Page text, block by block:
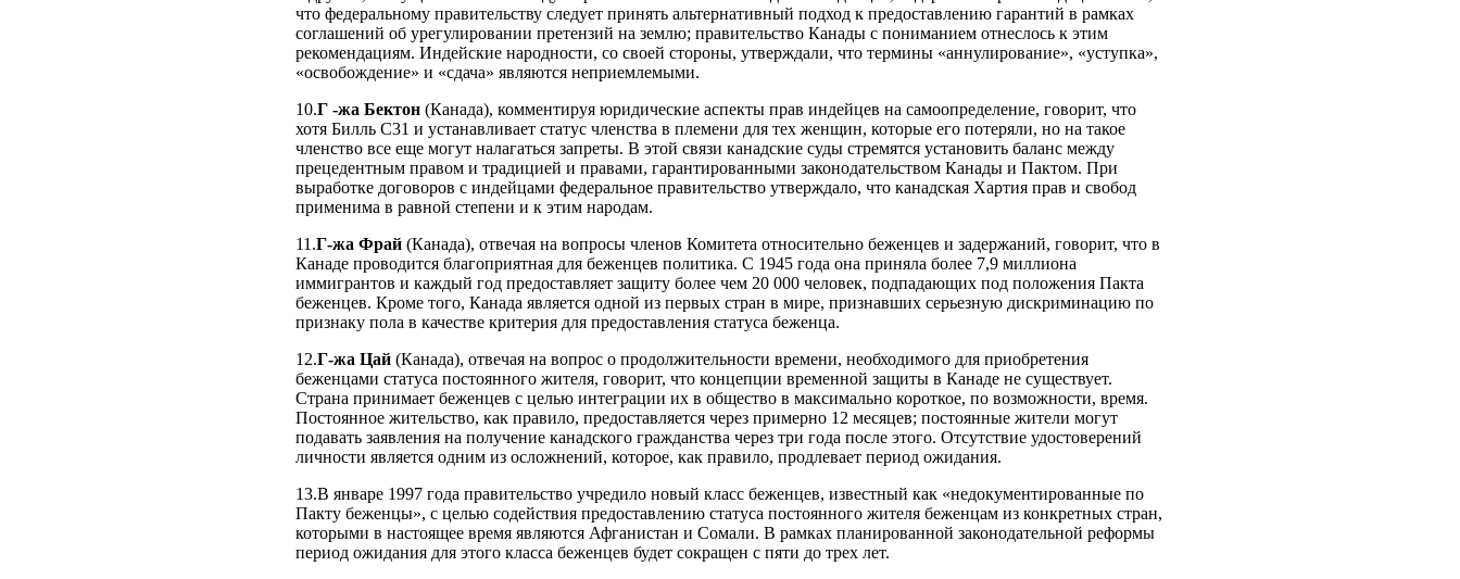
что федеральному правительству следует принять альтернативный подход к предоставлению гарантий в рамках
соглашений об урегулировании претензий на землю; правительство Канады с пониманием отнеслось к этим
рекомендациям. Индейские народности, со своей стороны, утверждали, что термины «аннулирование», «уступка»,
«освобождение» и «сдача» являются неприемлемыми.
10.Г ‑жа Бектон (Канада), комментируя юридические аспекты прав индейцев на самоопределение, говорит, что
хотя Билль C31 и устанавливает статус членства в племени для тех женщин, которые его потеряли, но на такое
членство все еще могут налагаться запреты. В этой связи канадские суды стремятся установить баланс между
прецедентным правом и традицией и правами, гарантированными законодательством Канады и Пактом. При
выработке договоров с индейцами федеральное правительство утверждало, что канадская Хартия прав и свобод
применима в равной степени и к этим народам.
11.Г-жа Фрай (Канада), отвечая на вопросы членов Комитета относительно беженцев и задержаний, говорит, что в
Канаде проводится благоприятная для беженцев политика. С 1945 года она приняла более 7,9 миллиона
иммигрантов и каждый год предоставляет защиту более чем 20 000 человек, подпадающих под положения Пакта
беженцев. Кроме того, Канада является одной из первых стран в мире, признавших серьезную дискриминацию по
признаку пола в качестве критерия для предоставления статуса беженца.
12.Г-жа Цай (Канада), отвечая на вопрос о продолжительности времени, необходимого для приобретения
беженцами статуса постоянного жителя, говорит, что концепции временной защиты в Канаде не существует.
Страна принимает беженцев с целью интеграции их в общество в максимально короткое, по возможности, время.
Постоянное жительство, как правило, предоставляется через примерно 12 месяцев; постоянные жители могут
подавать заявления на получение канадского гражданства через три года после этого. Отсутствие удостоверений
личности является одним из осложнений, которое, как правило, продлевает период ожидания.
13.В январе 1997 года правительство учредило новый класс беженцев, известный как «недокументированные по
Пакту беженцы», с целью содействия предоставлению статуса постоянного жителя беженцам из конкретных стран,
которыми в настоящее время являются Афганистан и Сомали. В рамках планированной законодательной реформы
период ожидания для этого класса беженцев будет сокращен с пяти до трех лет.